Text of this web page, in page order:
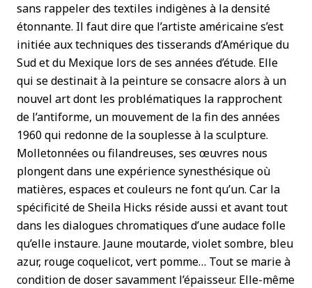
sans rappeler des textiles indigènes à la densité
étonnante. Il faut dire que l’artiste américaine s’est
initiée aux techniques des tisserands d’Amérique du
Sud et du Mexique lors de ses années d’étude. Elle
qui se destinait à la peinture se consacre alors à un
nouvel art dont les problématiques la rapprochent
de l’antiforme, un mouvement de la fin des années
1960 qui redonne de la souplesse à la sculpture.
Molletonnées ou filandreuses, ses œuvres nous
plongent dans une expérience synesthésique où
matières, espaces et couleurs ne font qu’un. Car la
spécificité de Sheila Hicks réside aussi et avant tout
dans les dialogues chromatiques d’une audace folle
qu’elle instaure. Jaune moutarde, violet sombre, bleu
azur, rouge coquelicot, vert pomme… Tout se marie à
condition de doser savamment l’épaisseur. Elle-même